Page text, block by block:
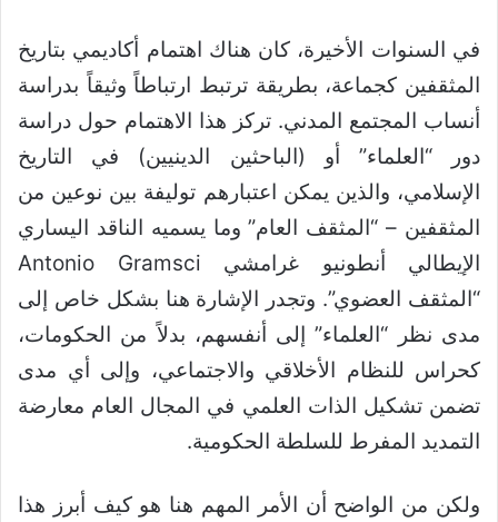
في السنوات الأخيرة، كان هناك اهتمام أكاديمي بتاريخ
المثقفين كجماعة، بطريقة ترتبط ارتباطاً وثيقاً بدراسة
أنساب المجتمع المدني. تركز هذا الاهتمام حول دراسة
دور “العلماء” أو (الباحثين الدينيين) في التاريخ
الإسلامي، والذين يمكن اعتبارهم توليفة بين نوعين من
المثقفين – “المثقف العام” وما يسميه الناقد اليساري
الإيطالي أنطونيو غرامشي Antonio Gramsci
“المثقف العضوي”. وتجدر الإشارة هنا بشكل خاص إلى
مدى نظر “العلماء” إلى أنفسهم، بدلاً من الحكومات،
كحراس للنظام الأخلاقي والاجتماعي، وإلى أي مدى
تضمن تشكيل الذات العلمي في المجال العام معارضة
التمديد المفرط للسلطة الحكومية.
ولكن من الواضح أن الأمر المهم هنا هو كيف أبرز هذا